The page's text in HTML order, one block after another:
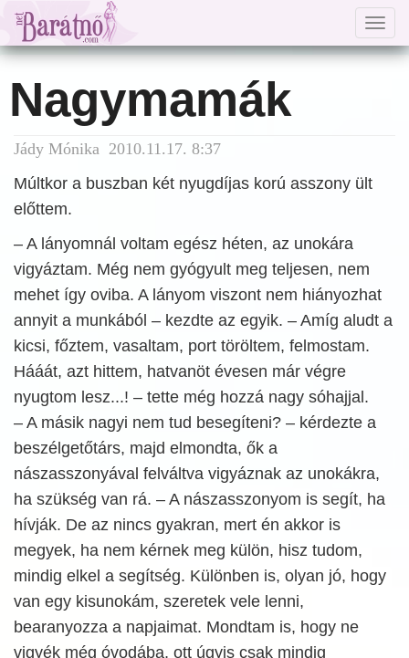
Nagymamák
Jády Mónika 2010.11.17. 8:37
Múltkor a buszban két nyugdíjas korú asszony ült
előttem.
– A lányomnál voltam egész héten, az unokára
vigyáztam. Még nem gyógyult meg teljesen, nem
mehet így oviba. A lányom viszont nem hiányozhat
annyit a munkából – kezdte az egyik. – Amíg aludt a
kicsi, főztem, vasaltam, port töröltem, felmostam.
Hááát, azt hittem, hatvanöt évesen már végre
nyugtom lesz...! – tette még hozzá nagy sóhajjal.
– A másik nagyi nem tud besegíteni? – kérdezte a
beszélgetőtárs, majd elmondta, ők a
nászasszonyával felváltva vigyáznak az unokákra,
ha szükség van rá. – A nászasszonyom is segít, ha
hívják. De az nincs gyakran, mert én akkor is
megyek, ha nem kérnek meg külön, hisz tudom,
mindig elkel a segítség. Különben is, olyan jó, hogy
van egy kisunokám, szeretek vele lenni,
bearanyozza a napjaimat. Mondtam is, hogy ne
vigyék még óvodába, ott úgyis csak mindig